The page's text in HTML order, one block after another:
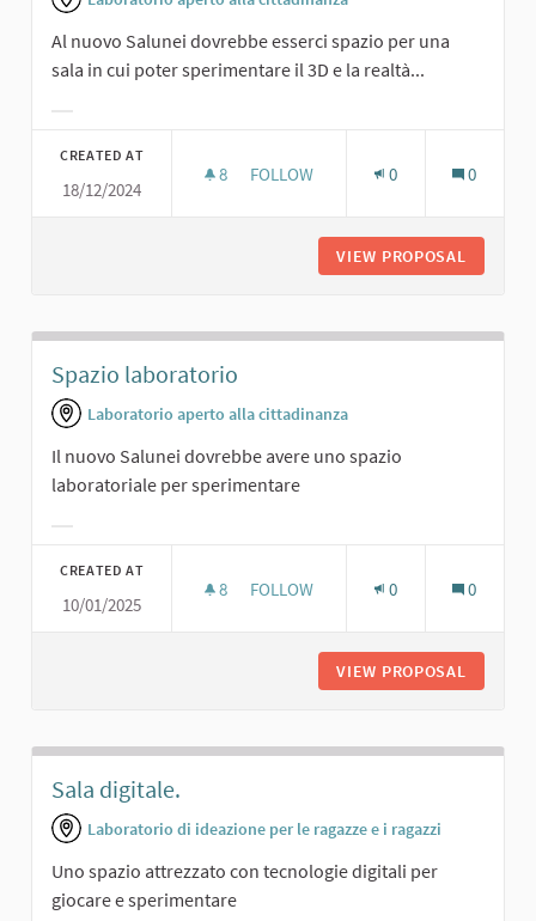
Al nuovo Salunei dovrebbe esserci spazio per una
sala in cui poter sperimentare il 3D e la realtà...
CREATED AT
18/12/2024
8 8 FOLLOWERS
FOLLOW 0 0
VIEW PROPOSAL
Spazio laboratorio
Laboratorio aperto alla cittadinanza
Il nuovo Salunei dovrebbe avere uno spazio
laboratoriale per sperimentare
CREATED AT
10/01/2025
8 8 FOLLOWERS
FOLLOW 0 0
VIEW PROPOSAL
Sala digitale.
Laboratorio di ideazione per le ragazze e i ragazzi
Uno spazio attrezzato con tecnologie digitali per
giocare e sperimentare